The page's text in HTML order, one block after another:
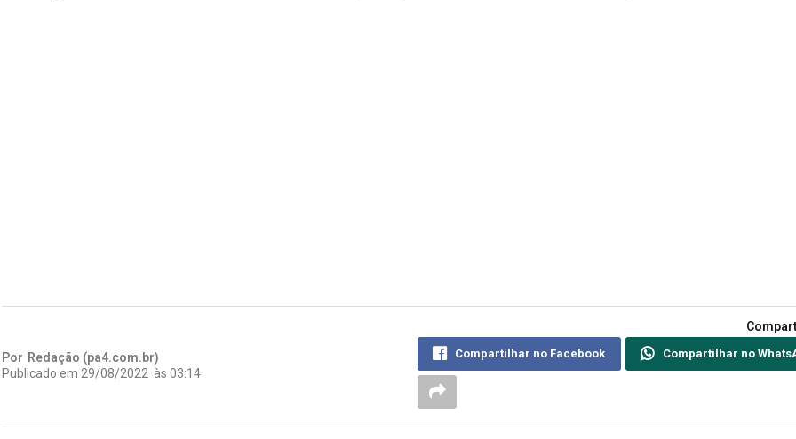
Por Redação (pa4.com.br)
Publicado em 29/08/2022 às 03:14
Compartilhar no Facebook Compartilhar no